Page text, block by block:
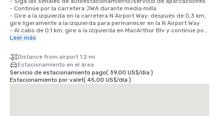
- Continúe por la carretera JWA durante media milla
- Gire a la izquierda en la carretera N Airport Way; después de 0,3 km,
gire ligeramente a la izquierda para permanecer en la N Airport Way
- Al cabo de 0,1 km, gire a la izquierda en MacArthur Blv y continúe por
esta carretera durante 1 km.
Gillette Ave.
- Después de 0.2 millas, gire a la izquierda y el Sonesta Irvine estará a
su izquierda.
Leer más
Distance from airport 1.2 mi
Estacionamiento en el área
Servicio de estacionamiento pago( 39,00 US$/día )
Estacionamiento por valet( 45,00 US$/día )